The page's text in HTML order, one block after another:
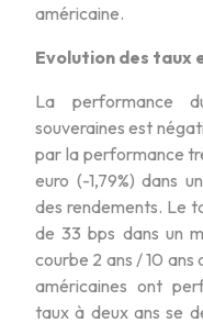
américaine.
Evolution des taux
La performance
souveraines est
par la performance
euro (-1,79%) dans
des rendements. Le
de 33 bps dans un
courbe 2 ans / 10 ans
américaines ont
taux à deux ans se